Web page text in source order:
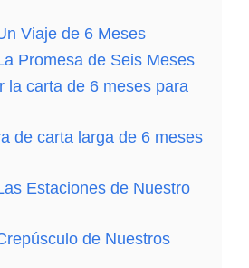
¡Descubre lo que
Siento!.
Viaje de 6 Meses
Promesa de Seis Meses
la carta de 6 meses para
de carta larga de 6 meses
Estaciones de Nuestro
de Nuestros